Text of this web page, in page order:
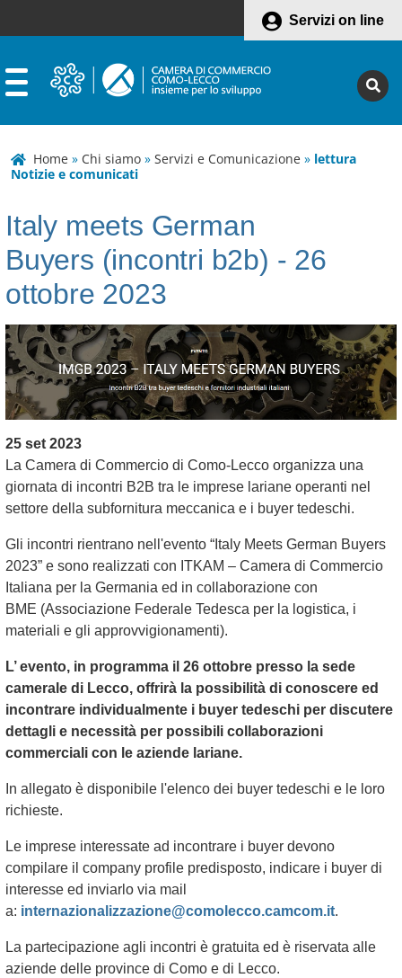
Servizi on line
Home » Chi siamo » Servizi e Comunicazione » lettura
Notizie e comunicati
Italy meets German
Buyers (incontri b2b) - 26
ottobre 2023
25 set 2023
La Camera di Commercio di Como-Lecco organizza una
giornata di incontri B2B tra le imprese lariane operanti nel
settore della subfornitura meccanica e i buyer tedeschi.
Gli incontri rientrano nell'evento “Italy Meets German Buyers
2023” e sono realizzati con ITKAM – Camera di Commercio
Italiana per la Germania ed in collaborazione con
BME (Associazione Federale Tedesca per la logistica, i
materiali e gli approvvigionamenti).
L’ evento, in programma il 26 ottobre presso la sede
camerale di Lecco, offrirà la possibilità di conoscere ed
incontrare individualmente i buyer tedeschi per discutere
dettagli e necessità per possibili collaborazioni
commerciali con le aziende lariane.
In allegato è disponibile l'elenco dei buyer tedeschi e le loro
richieste.
Le imprese interessate ad incontrare i buyer devono
compilare il company profile predisposto, indicare i buyer di
interesse ed inviarlo via mail
a: internazionalizzazione@comolecco.camcom.it.
La partecipazione agli incontri è gratuita ed è riservata alle
aziende delle province di Como e di Lecco.